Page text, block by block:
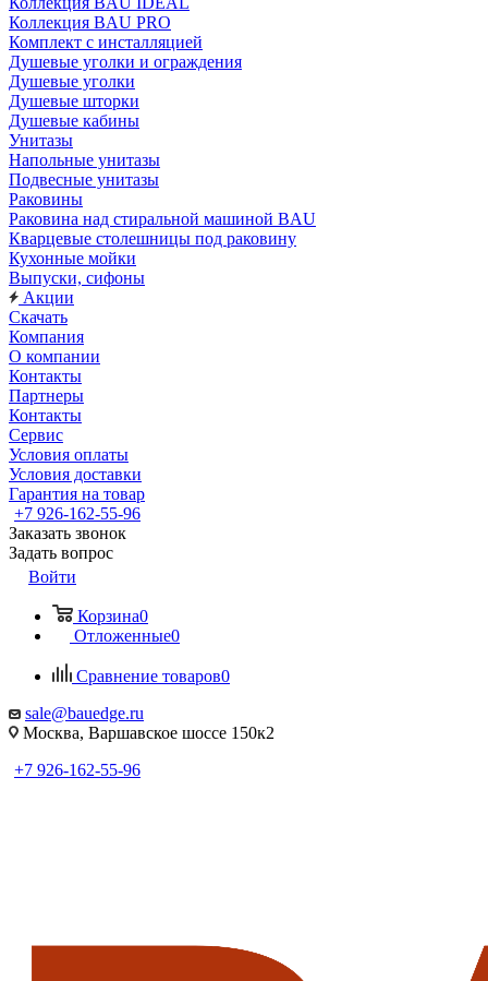
Коллекция BAU PRO
Комплект с инсталляцией
Душевые уголки и ограждения
Душевые уголки
Душевые шторки
Душевые кабины
Унитазы
Напольные унитазы
Подвесные унитазы
Раковины
Раковина над стиральной машиной BAU
Кварцевые столешницы под раковину
Кухонные мойки
Выпуски, сифоны
Акции
Скачать
Компания
О компании
Контакты
Партнеры
Контакты
Сервис
Условия оплаты
Условия доставки
Гарантия на товар
+7 926-162-55-96
Заказать звонок
Задать вопрос
Войти
Корзина0
Отложенные0
Сравнение товаров0
sale@bauedge.ru
Москва, Варшавское шоссе 150к2
+7 926-162-55-96